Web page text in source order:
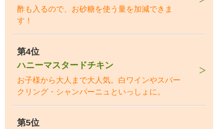
酢も入るので、お砂糖を使う量を加減できま
す！
第4位
ハニーマスタードチキン
お子様から大人まで大人気。白ワインやスパー
クリング・シャンパーニュといっしょに。
第5位